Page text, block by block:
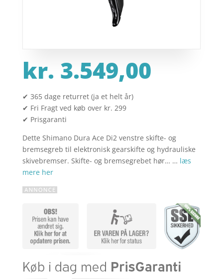
kr. 3.549,00
✔ 365 dage returret (ja et helt år)
✔ Fri Fragt ved køb over kr. 299
✔ Prisgaranti
Dette Shimano Dura Ace Di2 venstre skifte- og
bremsegreb til elektronisk gearskifte og hydrauliske
skivebremser. Skifte- og bremsegrebet hør… … læs
mere her